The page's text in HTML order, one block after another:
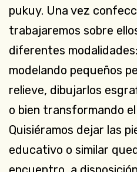
pukuy. Una vez
trabajaremos sobre
diferentes
modelando pequeños
relieve, dibujarlos
o bien transformando
Quisiéramos dejar las
educativo o similar